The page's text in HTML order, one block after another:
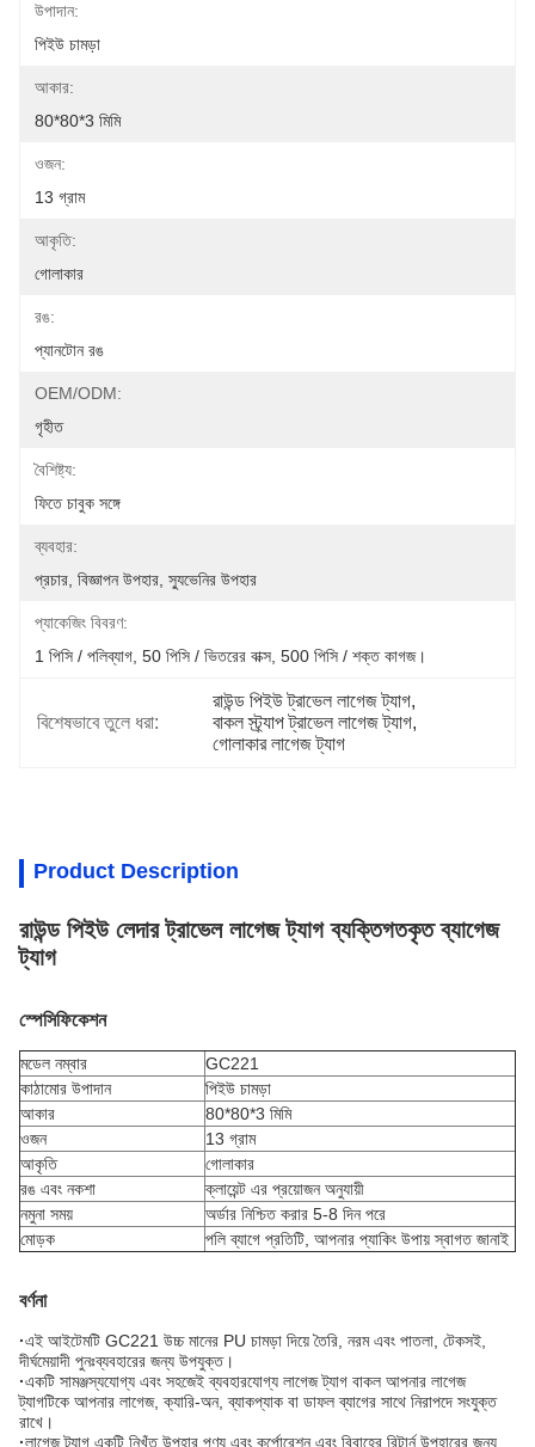
উপাদান:
পিইউ চামড়া
আকার:
80*80*3 মিমি
ওজন:
13 গ্রাম
আকৃতি:
গোলাকার
রঙ:
প্যানটোন রঙ
OEM/ODM:
গৃহীত
বৈশিষ্ট্য:
ফিতে চাবুক সঙ্গে
ব্যবহার:
প্রচার, বিজ্ঞাপন উপহার, স্যুভেনির উপহার
প্যাকেজিং বিবরণ:
1 পিসি / পলিব্যাগ, 50 পিসি / ভিতরের বাক্স, 500 পিসি / শক্ত কাগজ।
বিশেষভাবে তুলে ধরা:
রাউন্ড পিইউ ট্রাভেল লাগেজ ট্যাগ,
বাকল স্ট্র্যাপ ট্রাভেল লাগেজ ট্যাগ,
গোলাকার লাগেজ ট্যাগ
Product Description
রাউন্ড পিইউ লেদার ট্রাভেল লাগেজ ট্যাগ ব্যক্তিগতকৃত ব্যাগেজ
ট্যাগ
স্পেসিফিকেশন
মডেল নম্বার
GC221
কাঠামোর উপাদান
পিইউ চামড়া
আকার
80*80*3 মিমি
ওজন
13 গ্রাম
আকৃতি
গোলাকার
রঙ এবং নকশা
ক্লায়েন্ট এর প্রয়োজন অনুযায়ী
নমুনা সময়
অর্ডার নিশ্চিত করার 5-8 দিন পরে
মোড়ক
পলি ব্যাগে প্রতিটি, আপনার প্যাকিং উপায় স্বাগত জানাই
বর্ণনা
·এই আইটেমটি GC221 উচ্চ মানের PU চামড়া দিয়ে তৈরি, নরম এবং পাতলা, টেকসই,
দীর্ঘমেয়াদী পুনঃব্যবহারের জন্য উপযুক্ত।
·একটি সামঞ্জস্যযোগ্য এবং সহজেই ব্যবহারযোগ্য লাগেজ ট্যাগ বাকল আপনার লাগেজ
ট্যাগটিকে আপনার লাগেজ, ক্যারি-অন, ব্যাকপ্যাক বা ডাফল ব্যাগের সাথে নিরাপদে সংযুক্ত
রাখে।
·লাগেজ ট্যাগ একটি নিখুঁত উপহার পণ্য এবং কর্পোরেশন এবং বিবাহের রিটার্ন উপহারের জন্য